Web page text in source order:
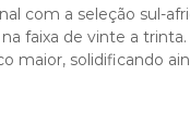
com a seleção sul-
faixa de vinte a
maior, solidificando